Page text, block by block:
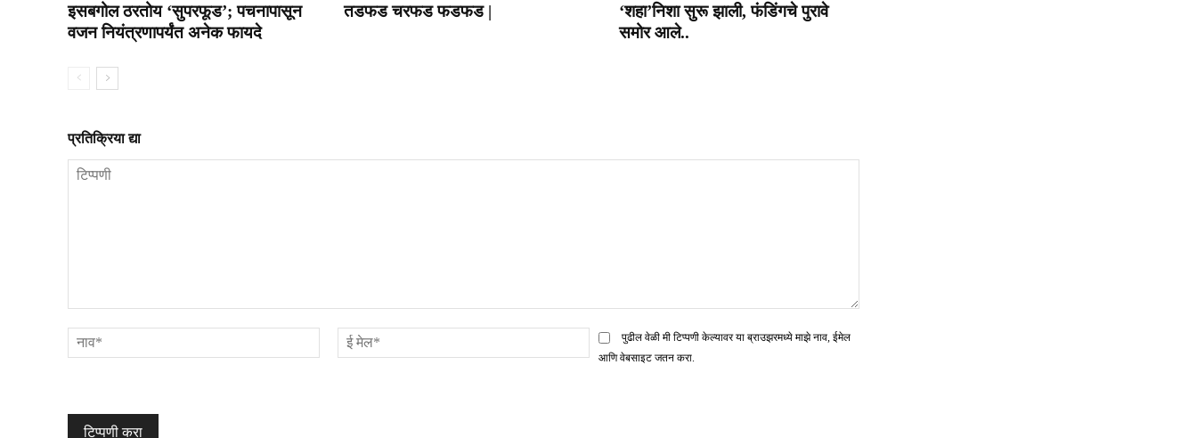
इसबगोल ठरतोय ‘सुपरफूड’; पचनापासून
वजन नियंत्रणापर्यंत अनेक फायदे
तडफड चरफड फडफड |
‘शहा’निशा सुरू झाली, फंडिंगचे पुरावे
समोर आले..
प्रतिक्रिया द्या
नाव*
मेल*
पुढील वेळी मी टिप्पणी केल्यावर या ब्राउझरमध्ये माझे नाव, ईमेल
आणि वेबसाइट जतन करा.